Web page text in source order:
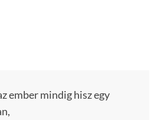
ember mindig hisz egy